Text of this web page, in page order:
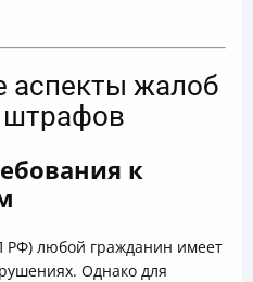
аспекты жалоб
штрафов
к
РФ) любой гражданин имеет
Однако для